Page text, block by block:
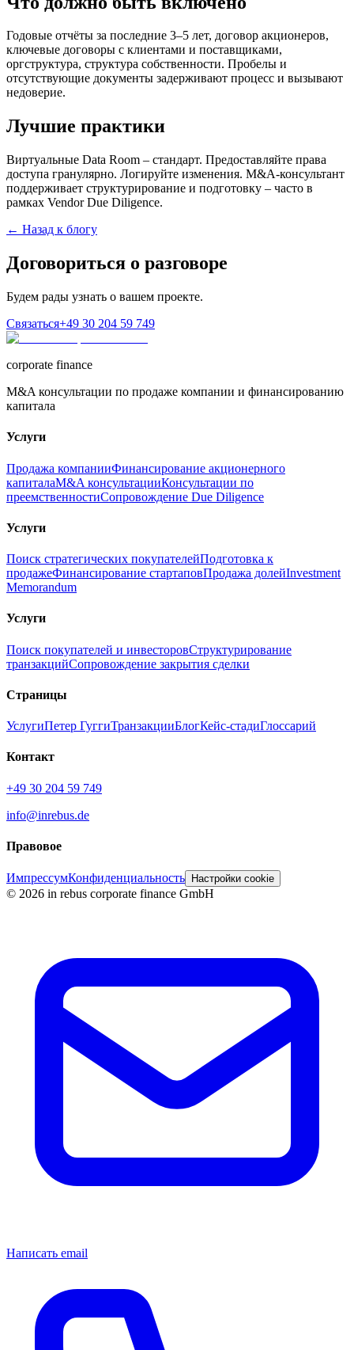
Годовые отчёты за последние 3–5 лет, договор акционеров,
ключевые договоры с клиентами и поставщиками,
оргструктура, структура собственности. Пробелы и
отсутствующие документы задерживают процесс и вызывают
недоверие.
Лучшие практики
Виртуальные Data Room – стандарт. Предоставляйте права
доступа гранулярно. Логируйте изменения. M&A-консультант
поддерживает структурирование и подготовку – часто в
рамках Vendor Due Diligence.
← Назад к блогу
Договориться о разговоре
Будем рады узнать о вашем проекте.
Связаться+49 30 204 59 749
corporate finance
M&A консультации по продаже компании и финансированию
капитала
Услуги
Продажа компанииФинансирование акционерного
капиталаM&A консультацииКонсультации по
преемственностиСопровождение Due Diligence
Услуги
Поиск стратегических покупателейПодготовка к
продажеФинансирование стартаповПродажа долейInvestment
Memorandum
Услуги
Поиск покупателей и инвесторовСтруктурирование
транзакцийСопровождение закрытия сделки
Страницы
УслугиПетер ГуггиТранзакцииБлогКейс-стадиГлоссарий
Контакт
+49 30 204 59 749
info@inrebus.de
Правовое
ИмпрессумКонфиденциальность Настройки cookie
© 2026 in rebus corporate finance GmbH
Написать email